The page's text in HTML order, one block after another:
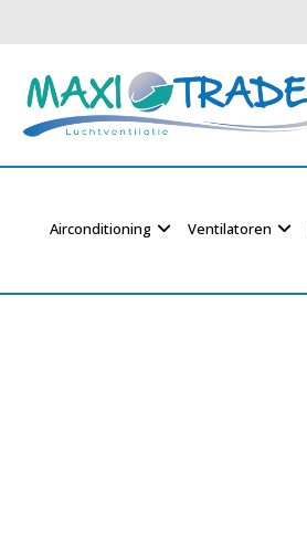
Airconditioning Ventilatoren